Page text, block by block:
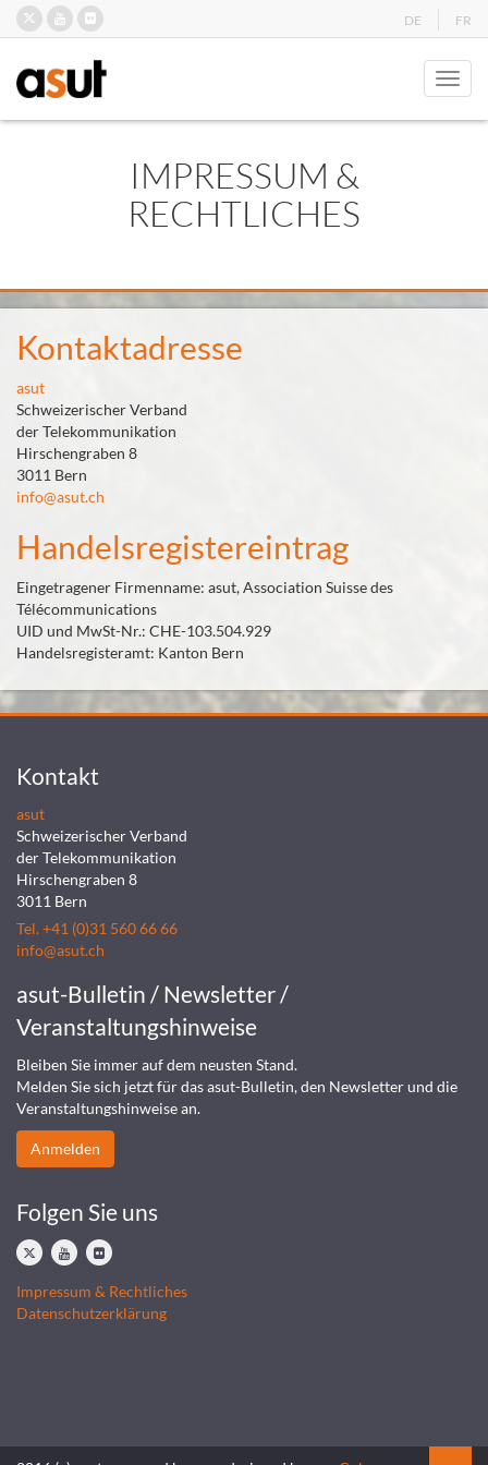
DE FR
IMPRESSUM &
RECHTLICHES
Kontaktadresse
asut
Schweizerischer Verband
der Telekommunikation
Hirschengraben 8
3011 Bern
info@asut.ch
Handelsregistereintrag
Eingetragener Firmenname: asut, Association Suisse des
Télécommunications
UID und MwSt-Nr.: CHE-103.504.929
Handelsregisteramt: Kanton Bern
Kontakt
asut
Schweizerischer Verband
der Telekommunikation
Hirschengraben 8
3011 Bern
Tel. +41 (0)31 560 66 66
info@asut.ch
asut-Bulletin / Newsletter /
Veranstaltungshinweise
Bleiben Sie immer auf dem neusten Stand.
Melden Sie sich jetzt für das asut-Bulletin, den Newsletter und die
Veranstaltungshinweise an.
Anmelden
Folgen Sie uns
Impressum & Rechtliches
Datenschutzerklärung